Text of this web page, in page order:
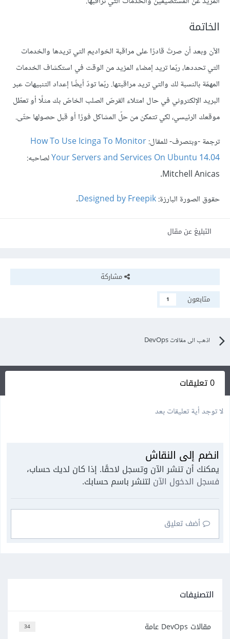
الخاتمة
الآن وبعد أن صرتَ قادرًا على مراقبة الخواديم التي تريدها والخدمات
التي تحددها، ربّما تريد إمضاء المزيد من الوقت في استكشاف الخدمات
المهمّة بالنسبة لك والتي تريد مراقبتها. ربّما تودّ أيضًا إعداد التنبيهات عبر
البريد الإلكتروني في حال امتلاء القرصّ الصلب الخاصّ بك مثلًا أو تعطّل
موقعك الرئيسي، لكي تتمكن من حلّ المشاكل فورًا أو قبل حصولها حتّى.
ترجمة -وبتصرف- للمقال:How To Use Icinga To Monitor
Your Servers and Services On Ubuntu 14.04لصاحبه:
Mitchell Anicas.
حقوق الصورة البارزة:Designed by Freepik
.
التبليغ عن مقال
مشاركة
متابعون
1
اذهب الى مقالات DevOps
0 تعليقات
لا توجد أية تعليقات بعد
انضم إلى النقاش
يمكنك أن تنشر الآن وتسجل لاحقًا. إذا كان لديك حساب،
فسجل الدخول الآن لتنشر باسم حسابك.
أضف تعليق
التصنيفات
34 مقالات DevOps عامة